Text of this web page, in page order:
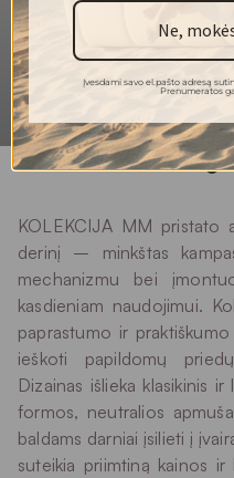
Plovimas
KOLEKCIJA MM pristato
derinį – minkštas
mechanizmu bei
kasdieniam naudojimui.
paprastumo ir
ieškoti papildomų
Dizainas išlieka klasikinis
formos, neutralios
baldams darniai įsilieti į
suteikia priimtiną kainos
Ne,
Įvesdami savo el.pašto adresą
Prenumeratos